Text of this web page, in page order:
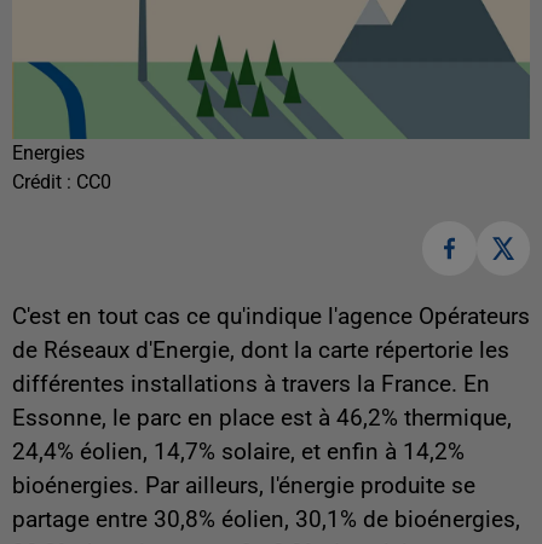
Energies
Crédit : CC0
C'est en tout cas ce qu'indique l'agence Opérateurs
de Réseaux d'Energie, dont la carte répertorie les
différentes installations à travers la France. En
Essonne, le parc en place est à 46,2% thermique,
24,4% éolien, 14,7% solaire, et enfin à 14,2%
bioénergies. Par ailleurs, l'énergie produite se
partage entre 30,8% éolien, 30,1% de bioénergies,